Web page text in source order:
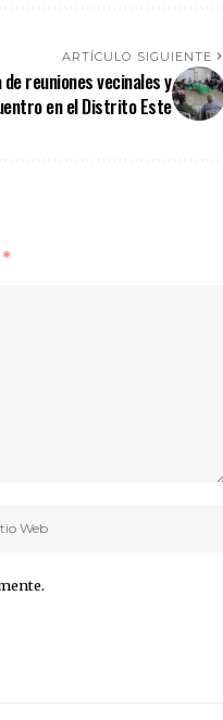
ARTÍCULO SIGUIENTE
reuniones vecinales y
en el Distrito Este
*